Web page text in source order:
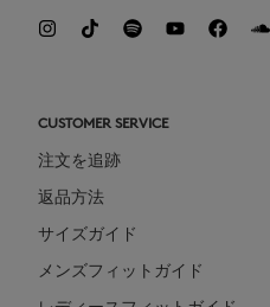
CUSTOMER SERVICE
注文を追跡
返品方法
サイズガイド
メンズフィットガイド